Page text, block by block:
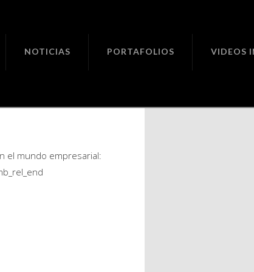
NOTICIAS PORTAFOLIOS VIDEOS
el
el mundo empresarial: